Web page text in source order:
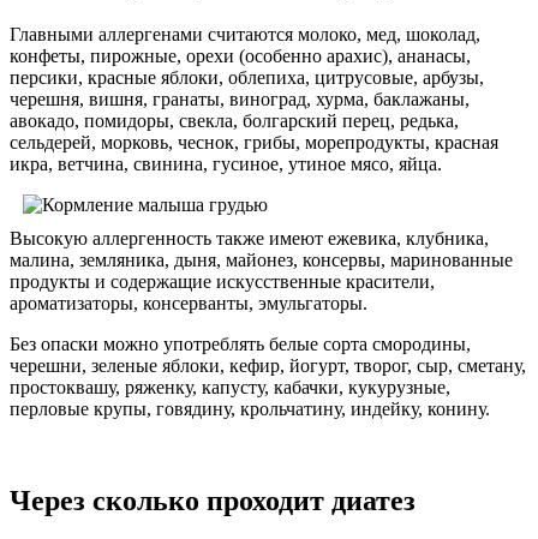
Главными аллергенами считаются молоко, мед, шоколад,
конфеты, пирожные, орехи (особенно арахис), ананасы,
персики, красные яблоки, облепиха, цитрусовые, арбузы,
черешня, вишня, гранаты, виноград, хурма, баклажаны,
авокадо, помидоры, свекла, болгарский перец, редька,
сельдерей, морковь, чеснок, грибы, морепродукты, красная
икра, ветчина, свинина, гусиное, утиное мясо, яйца.
Высокую аллергенность также имеют ежевика, клубника,
малина, земляника, дыня, майонез, консервы, маринованные
продукты и содержащие искусственные красители,
ароматизаторы, консерванты, эмульгаторы.
Без опаски можно употреблять белые сорта смородины,
черешни, зеленые яблоки, кефир, йогурт, творог, сыр, сметану,
простоквашу, ряженку, капусту, кабачки, кукурузные,
перловые крупы, говядину, крольчатину, индейку, конину.
Через сколько проходит диатез